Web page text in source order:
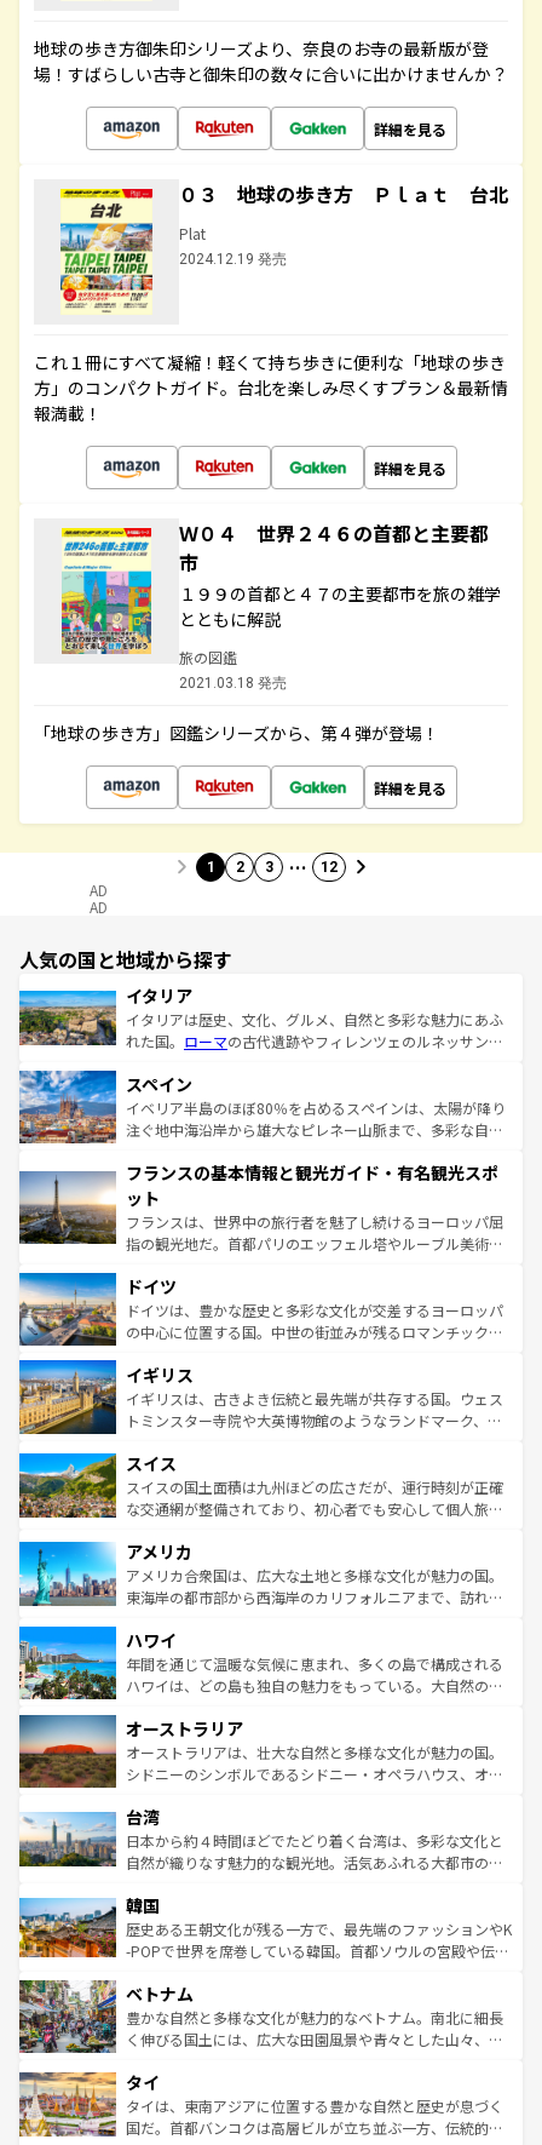
地球の歩き方御朱印シリーズより、奈良のお寺の最新版が登
場！すばらしい古寺と御朱印の数々に合いに出かけませんか？
詳細を見る
０３ 地球の歩き方 Ｐｌａｔ 台北
Plat
2024.12.19 発売
これ１冊にすべて凝縮！軽くて持ち歩きに便利な「地球の歩き
方」のコンパクトガイド。台北を楽しみ尽くすプラン＆最新情
報満載！
詳細を見る
Ｗ０４ 世界２４６の首都と主要都
市
１９９の首都と４７の主要都市を旅の雑学
とともに解説
旅の図鑑
2021.03.18 発売
「地球の歩き方」図鑑シリーズから、第４弾が登場！
詳細を見る
1 2 3 … 12
AD
AD
人気の国と地域から探す
イタリア
イタリアは歴史、文化、グルメ、自然と多彩な魅力にあふ
れた国。 ローマの古代遺跡やフィレンツェのルネッサンス
ろん、トスカーナの美しい田園風景やアマルフィ海岸の絶
景など、自然景観も見逃せない。観光の合間には、本場の
ピザやパスタなど、絶品のイタリア料理を堪能することも
ませてくれるイタリアで、忘れられない旅をしてみよう！
なお、新着のイタリア情報は
しい。
スペイン
イベリア半島のほぼ80％を占めるスペインは、太陽が降り
注ぐ地中海沿岸から雄大なピレネー山脈まで、多彩な自然
文化が根付くこの国では、情熱的なフラメンコ、熱気あふ
れる闘牛、そして美味しいタパスが生活の一部となってい
る。首都マドリードの洗練された雰囲気や、バルセロナの
アートに溢れた街角から、地方では古代ローマ遺跡や中世
せる。地方によって風土や気候が異なるスペインはその個
性で訪れる人を魅了する。 なお、新着のスペイン情報は コ
ンテンツ一覧を参照してほしい。
フランスの基本情報と観光ガイド・有名観光スポ
ット
フランスは、世界中の旅行者を魅了し続けるヨーロッパ屈
指の観光地だ。首都パリのエッフェル塔やルーブル美術館
で、幅広い魅力が詰まっている。華麗な宮殿、歴史的な大
聖堂、美しいビーチ、そして豊かな自然が、訪れる者を心
から魅了する。また、フランスは美食の国としても知ら
いる。シャンパンの発祥地であるランス、プロヴァンスの
香り高いラベンダー畑など、多彩な楽しみ方が可能だ。さ
らに、パリ以外の地域にも魅力が溢れており、どの街角に
れる地方に足を運ぶとそれぞれで全く異なる文化を体験で
きるだろう。 なお、新着のフランス情報はコンテンツ一覧
を参照してほしい。
ドイツ
ドイツは、豊かな歴史と多彩な文化が交差するヨーロッパ
の中心に位置する国。中世の街並みが残るロマンチック街
顔を持つこの国は、どこを歩いても飽きることがない。ベ
ルリンの文化的活気、バイエルン州のアルプスの絶景、そ
してライン川沿いのワイン畑といった風景は必見。ビール
は、お酒好きな人にはぜひ体験してほしい。 なお、新着の
ドイツ情報はコンテンツ一覧を参照してほしい。
イギリス
イギリスは、古きよき伝統と最先端が共存する国。ウェス
トミンスター寺院や大英博物館のようなランドマーク、歴
リアごとに異なる魅力がある。また、優雅なアフタヌーン
ティー、ビール好きにはたまらない英国パブ、サッカー観
戦など、本場だからこそできる体験も豊富。イギリスを旅
ンツ一覧を参照してほしい。
スイス
スイスの国土面積は九州ほどの広さだが、運行時刻が正確
な交通網が整備されており、初心者でも安心して個人旅行
の建物がそのまま残る町や、スイスならではのユニークな
博物館もあり、アルプス観光だけでなく町歩きも満喫する
ことができる。国民の所得が高いため物価も高いが、旅行
ば市内交通費無料で観光を楽しむこともできる。 なお、新
着のスイス情報はコンテンツ一覧 を参照してほしい。
アメリカ
アメリカ合衆国は、広大な土地と多様な文化が魅力の国。
東海岸の都市部から西海岸のカリフォルニアまで、訪れる
のような巨大都市は、観光、ショッピング、エンターテイ
ンメントが詰まった刺激的なスポットだ。一方、アメリカ
西部には大自然が広がり、グランドキャニオンやイエロー
部のニューオーリンズでは、音楽と美食が融合した独特の
文化が魅力。旅行者はアメリカの各地域で異なる魅力を楽
しみながら、その多様性と豊かな歴史を感じることができ
ならではの贅沢な旅のスタイルだ。 なお、新着のアメリカ
情報はコンテンツ一覧を参照してほしい。
ハワイ
年間を通じて温暖な気候に恵まれ、多くの島で構成される
ハワイは、どの島も独自の魅力をもっている。大自然の神
ワイ島は見逃せない。また、定番の観光地といえばオアフ
島だが、静かな自然を求めるならマウイ島やカウアイ島が
おすすめ。エメラルドグリーンに輝く海をはじめ、豊かな
れるおもてなしの心で訪れる人々を迎えてくれるハワイの
人々、おいしいローカルフードやハワイアンミュージッ
ク、伝統的なフラダンスなど、すべてがハワイの魅力を彩
ワイを、存分に味わってほしい。 なお、新着のハワイ情報
はコンテンツ一覧を参照してほしい。
オーストラリア
オーストラリアは、壮大な自然と多様な文化が魅力の国。
シドニーのシンボルであるシドニー・オペラハウス、オー
リアリーフや大陸中央部にそびえるウルル（エアーズロッ
ク）、タスマニアの美しい原生林やケアンズの熱帯雨林な
ど、見どころがたくさん。また、カフェやワイン、オージ
いる。アクティビティも充実しており、サーフィンやダイ
ビング、ハイキングなど、アウトドア好きにはたまらな
い。オーストラリアの多彩な魅力を存分に味わいつくそ
参照してほしい。
台湾
日本から約４時間ほどでたどり着く台湾は、多彩な文化と
自然が織りなす魅力的な観光地。活気あふれる大都市の台
ン）、静ひつな山岳地帯である台湾東部など、都市の喧騒
と山間の静けさが共存しており、訪れる人に新しい発見と
驚きをもたらしてくれる。また、奥深い台湾の食文化も魅
容にもいいと評判のスイーツなど、バラエティ豊かな料理
が味わえる。 なお、新着の台湾情報は コンテンツ一覧を参
照してほしい。
韓国
歴史ある王朝文化が残る一方で、最先端のファッションやK
-POPで世界を席巻している韓国。首都ソウルの宮殿や伝統
き、地方に足を延ばせば四季折々の自然美を楽しむことが
できる。そして、キムチや焼肉、絶品のストリートフード
まで、さまざまな韓国料理が待っている。夜には、韓国な
リティに包まれながら、韓国の多彩な魅力を心ゆくまで味
わってみてほしい。 なお、新着の韓国情報はコンテンツ一
覧を参照してほしい。
ベトナム
豊かな自然と多様な文化が魅力的なベトナム。南北に細長
く伸びる国土には、広大な田園風景や青々とした山々、世
急速な発展と共に伝統が息づく。ハノイの古い町並みやホ
ーチミン市のフランス統治時代の建物も、独特の雰囲気を
醸し出している。また、バラエティの豊かさとおいしさで
タイ
タイは、東南アジアに位置する豊かな自然と歴史が息づく
国だ。首都バンコクは高層ビルが立ち並ぶ一方、伝統的な